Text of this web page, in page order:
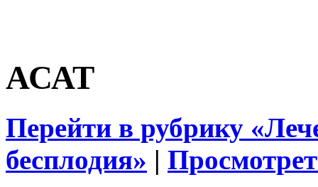
АСАТ
Перейти в рубрику
бесплодия» |